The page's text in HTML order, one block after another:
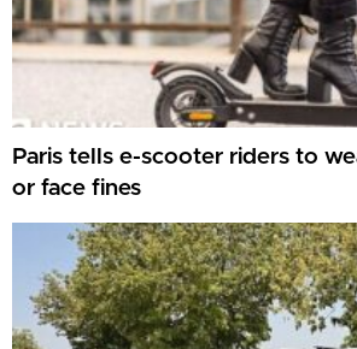
Paris tells e-scooter riders to
or face fines